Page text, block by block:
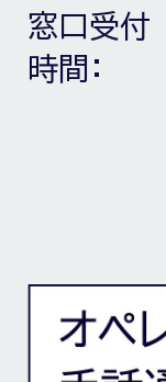
窓口受付
時間: